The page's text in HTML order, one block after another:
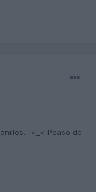
<_< Peaso de